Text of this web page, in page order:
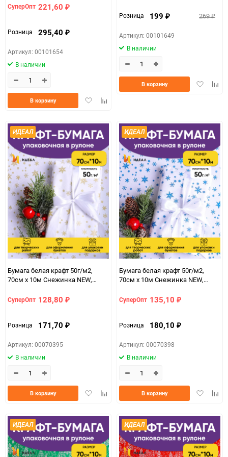
СуперОпт 221,60 ₽
Розница 295,40 ₽
Артикул: 00101654
В наличии
ДобавитьДобавить
В корзину
Розница 199 ₽ 269₽
Артикул: 00101649
В наличии
Добавить
В корзину
ИДЕАЛ
Бумага белая крафт 50г/м2,
70см x 10м Снежинка NEW,
СуперОпт 128,80 ₽
Розница 171,70 ₽
Артикул: 00070395
В наличии
ДобавитьДобавить
В корзину
ИДЕАЛ
Бумага белая крафт 50г/м2,
70см x 10м Снежинка NEW,
СуперОпт 135,10 ₽
Розница 180,10 ₽
Артикул: 00070398
В наличии
Добавить
В корзину
ИДЕАЛ ИДЕАЛ